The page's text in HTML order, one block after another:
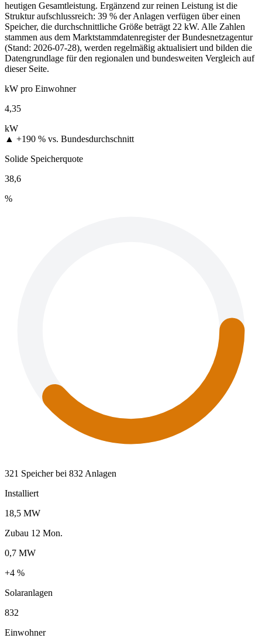
heutigen Gesamtleistung. Ergänzend zur reinen Leistung ist die
Struktur aufschlussreich: 39 % der Anlagen verfügen über einen
Speicher, die durchschnittliche Größe beträgt 22 kW. Alle Zahlen
stammen aus dem Marktstammdatenregister der Bundesnetzagentur
(Stand: 2026-07-28), werden regelmäßig aktualisiert und bilden die
Datengrundlage für den regionalen und bundesweiten Vergleich auf
dieser Seite.
kW pro Einwohner
4,35
kW
▲ +190 % vs. Bundesdurchschnitt
Solide Speicherquote
38,6
%
321 Speicher bei 832 Anlagen
Installiert
18,5 MW
Zubau 12 Mon.
0,7 MW
+4 %
Solaranlagen
832
Einwohner